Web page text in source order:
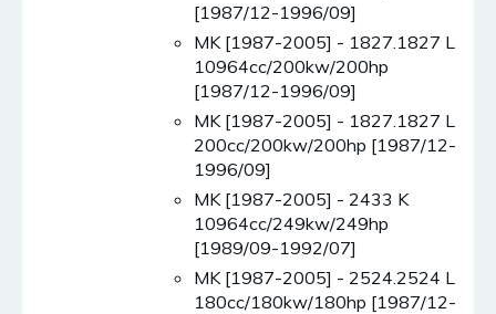
[1987/12-1996/09]
MK [1987-2005] - 1827.1827 L
10964cc/200kw/200hp
[1987/12-1996/09]
MK [1987-2005] - 1827.1827 L
200cc/200kw/200hp [1987/12-
1996/09]
MK [1987-2005] - 2433 K
10964cc/249kw/249hp
[1989/09-1992/07]
MK [1987-2005] - 2524.2524 L
180cc/180kw/180hp [1987/12-